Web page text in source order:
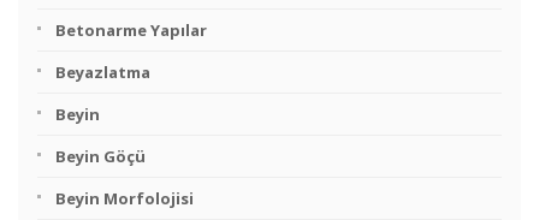
Betonarme Yapılar
Beyazlatma
Beyin
Beyin Göçü
Beyin Morfolojisi